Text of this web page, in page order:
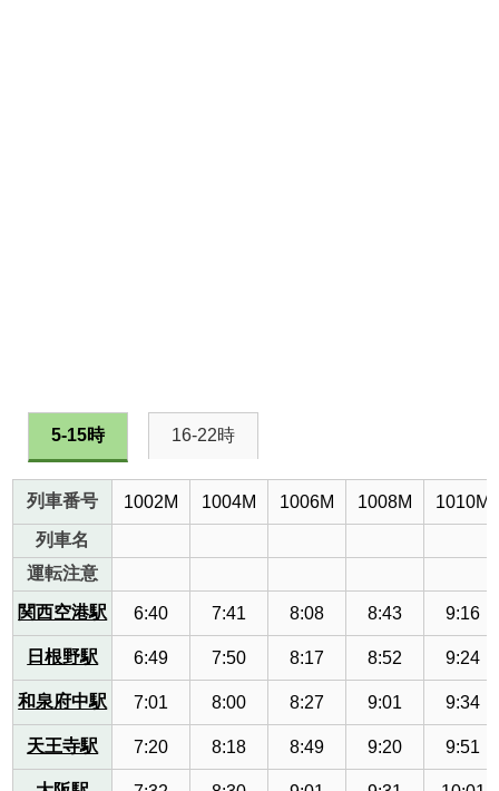
5-15時 16-22時
列車番号 1002M 1004M 1006M 1008M
1010M
列車名
運転注意
関西空港駅 6:40 7:41 8:08 8:43 9:16
日根野駅 6:49 7:50 8:17 8:52 9:24
和泉府中駅 7:01 8:00 8:27 9:01 9:34
天王寺駅 7:20 8:18 8:49 9:20 9:51